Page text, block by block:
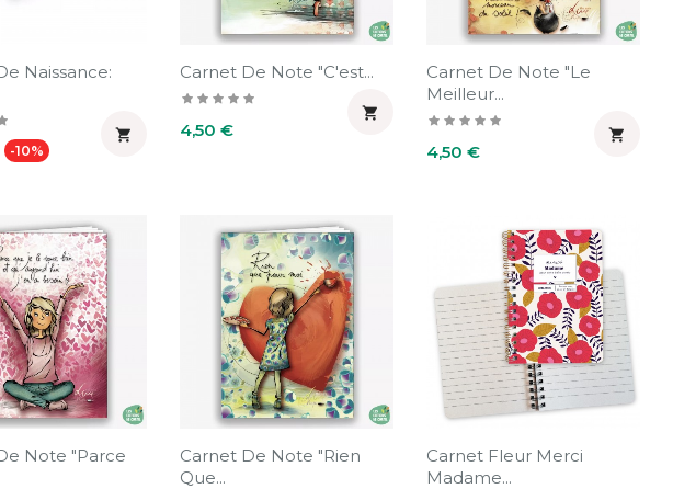
Naissance:
-10%

Carnet De Note "C'est...
Prix
4,50 €

Carnet De Note "Le
Meilleur...
Prix
4,50 €

Note "parce
Carnet De Note "Rien
Que...
Carnet Fleur Merci
Madame...